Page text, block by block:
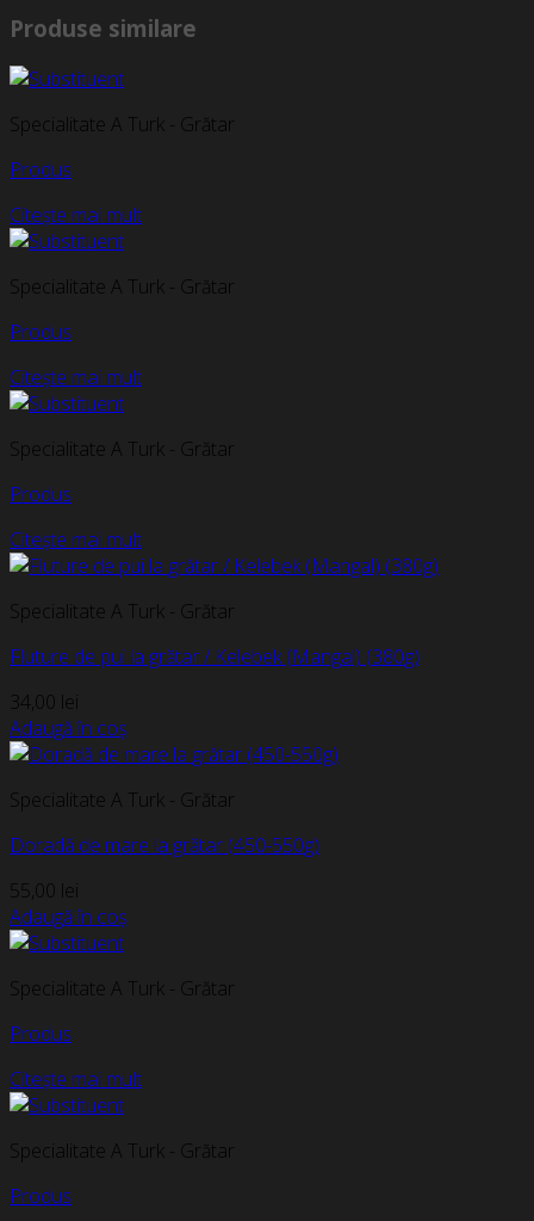
Produse similare
Specialitate A Turk - Grătar
Produs
Citește mai mult
Specialitate A Turk - Grătar
Produs
Citește mai mult
Specialitate A Turk - Grătar
Produs
Citește mai mult
Specialitate A Turk - Grătar
Fluture de pui la grătar / Kelebek (Mangal) (380g)
34,00 lei
Adaugă în coș
Specialitate A Turk - Grătar
Doradă de mare la grătar (450-550g)
55,00 lei
Adaugă în coș
Specialitate A Turk - Grătar
Produs
Citește mai mult
Specialitate A Turk - Grătar
Produs